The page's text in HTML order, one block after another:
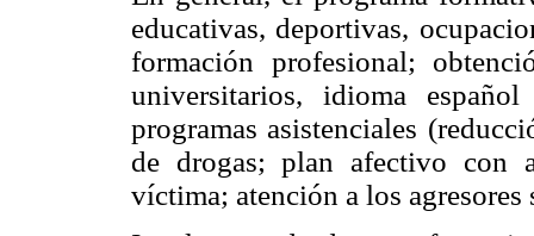
educativas, deportivas,
formación profesional;
universitarios, idioma
programas asistenciales
de drogas; plan afectivo con
víctima; atención a los